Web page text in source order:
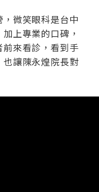
微笑眼科是台中
上專業的口碑，
來看診，看到手
讓陳永煌院長對